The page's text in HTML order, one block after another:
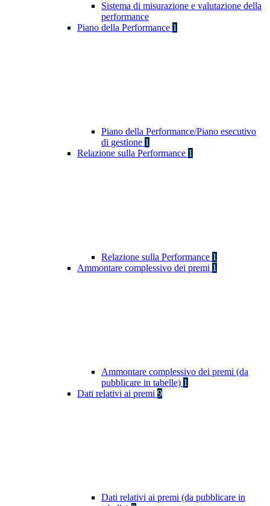
Sistema di misurazione e valutazione della
performance
Piano della Performance 1
Piano della Performance/Piano esecutivo
di gestione 1
Relazione sulla Performance 1
Relazione sulla Performance 1
Ammontare complessivo dei premi 1
Ammontare complessivo dei premi (da
pubblicare in tabelle) 1
Dati relativi ai premi 9
Dati relativi ai premi (da pubblicare in